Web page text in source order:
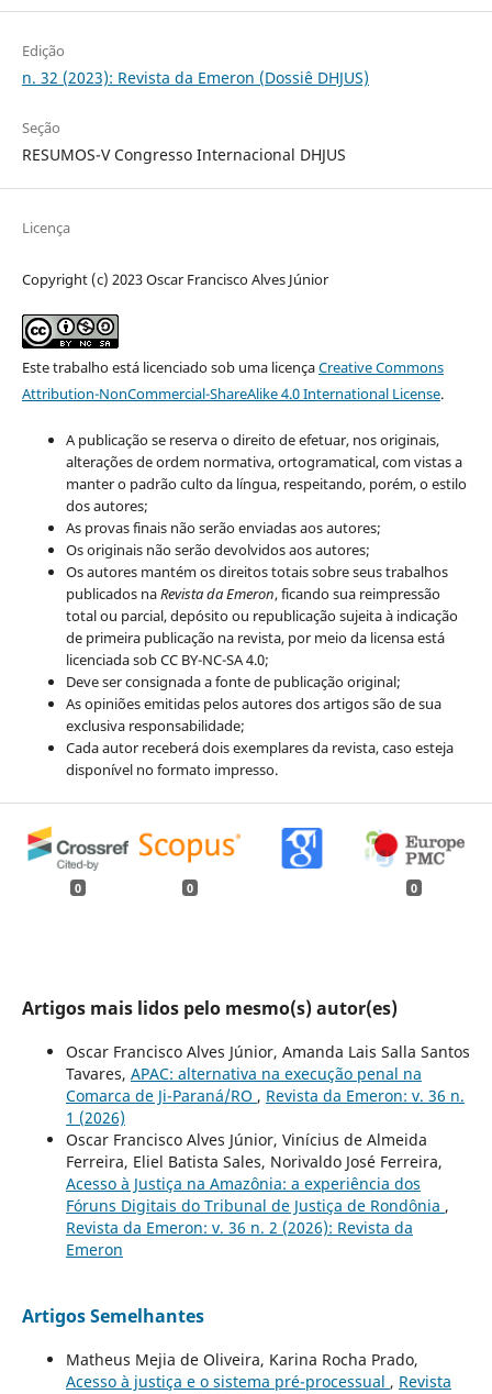
Edição
n. 32 (2023): Revista da Emeron (Dossiê DHJUS)
Seção
RESUMOS-V Congresso Internacional DHJUS
Licença
Copyright (c) 2023 Oscar Francisco Alves Júnior
Este trabalho está licenciado sob uma licençaCreative Commons
Attribution-NonCommercial-ShareAlike 4.0 International License.
A publicação se reserva o direito de efetuar, nos originais,
alterações de ordem normativa, ortogramatical, com vistas a
manter o padrão culto da língua, respeitando, porém, o estilo
dos autores;
As provas finais não serão enviadas aos autores;
Os originais não serão devolvidos aos autores;
Os autores mantém os direitos totais sobre seus trabalhos
publicados naRevista da Emeron, ficando sua reimpressão
total ou parcial, depósito ou republicação sujeita à indicação
de primeira publicação na revista, por meio da licensa está
licenciada sob CC BY-NC-SA 4.0;
Deve ser consignada a fonte de publicação original;
As opiniões emitidas pelos autores dos artigos são de sua
exclusiva responsabilidade;
Cada autor receberá dois exemplares da revista, caso esteja
disponível no formato impresso.
0 0 0
Artigos mais lidos pelo mesmo(s) autor(es)
Oscar Francisco Alves Júnior, Amanda Lais Salla Santos
Tavares, APAC: alternativa na execução penal na
Comarca de Ji-Paraná/RO , Revista da Emeron: v. 36 n.
1 (2026)
Oscar Francisco Alves Júnior, Vinícius de Almeida
Ferreira, Eliel Batista Sales, Norivaldo José Ferreira,
Acesso à Justiça na Amazônia: a experiência dos
Fóruns Digitais do Tribunal de Justiça de Rondônia ,
Revista da Emeron: v. 36 n. 2 (2026): Revista da
Emeron
Artigos Semelhantes
Matheus Mejia de Oliveira, Karina Rocha Prado,
Acesso à justiça e o sistema pré-processual , Revista